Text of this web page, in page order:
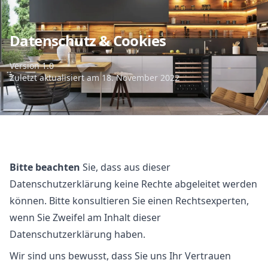
Datenschutz & Cookies
Version 1.0
Zuletzt aktualisiert am 18. November 2022
Bitte beachten Sie, dass aus dieser
Datenschutzerklärung keine Rechte abgeleitet werden
können. Bitte konsultieren Sie einen Rechtsexperten,
wenn Sie Zweifel am Inhalt dieser
Datenschutzerklärung haben.
Wir sind uns bewusst, dass Sie uns Ihr Vertrauen